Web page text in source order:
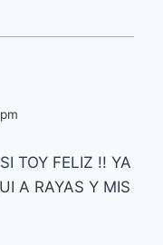
TOY FELIZ !! YA
A RAYAS Y MIS